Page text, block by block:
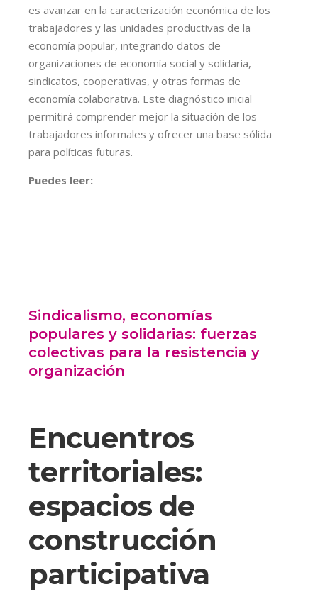
es avanzar en la caracterización económica de los
trabajadores y las unidades productivas de la
economía popular, integrando datos de
organizaciones de economía social y solidaria,
sindicatos, cooperativas, y otras formas de
economía colaborativa. Este diagnóstico inicial
permitirá comprender mejor la situación de los
trabajadores informales y ofrecer una base sólida
para políticas futuras.
Puedes leer:
Sindicalismo, economías
populares y solidarias: fuerzas
colectivas para la resistencia y
organización
Encuentros
territoriales:
espacios de
construcción
participativa